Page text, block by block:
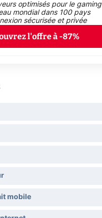
optimisés pour le gaming
mondial dans 100 pays
sécurisée et privée
l'offre à -87%
mobile